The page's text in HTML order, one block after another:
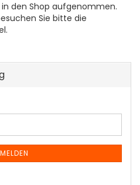
den Shop aufgenommen.
Sie bitte die